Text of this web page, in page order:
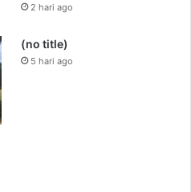
2 hari ago
(no title)
5 hari ago